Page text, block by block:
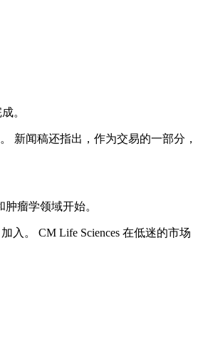
。
新闻稿还指出，作为交易的一部分，
瘤学领域开始。
入。 CM Life Sciences 在低迷的市场